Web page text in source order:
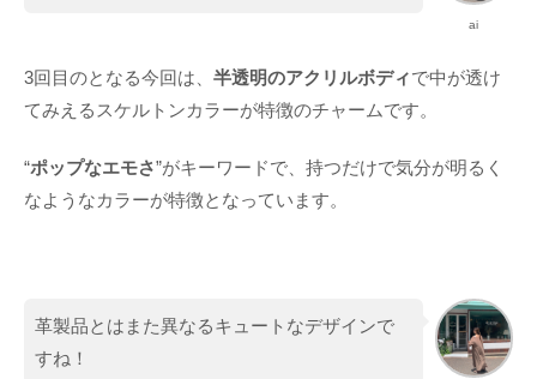
ai
3回目のとなる今回は、 半透明のアクリルボディで中が透け
てみえるスケルトンカラーが特徴のチャームです。
“ポップなエモさ”がキーワードで、持つだけで気分が明るく
なようなカラーが特徴となっています。
革製品とはまた異なるキュートなデザインで
すね！